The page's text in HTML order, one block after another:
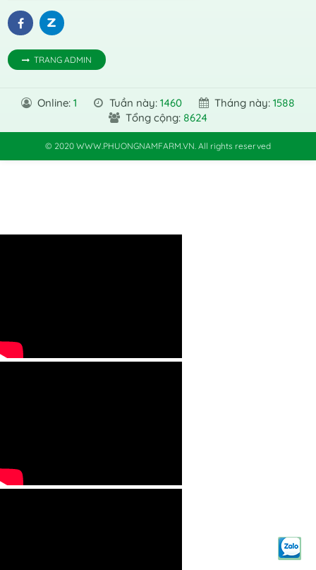
TRANG ADMIN
Online:1 Tuần này: 1460 Tháng này:1588
Tổng cộng: 8624
© 2020 WWW.PHUONGNAMFARM.VN. All rights reserved